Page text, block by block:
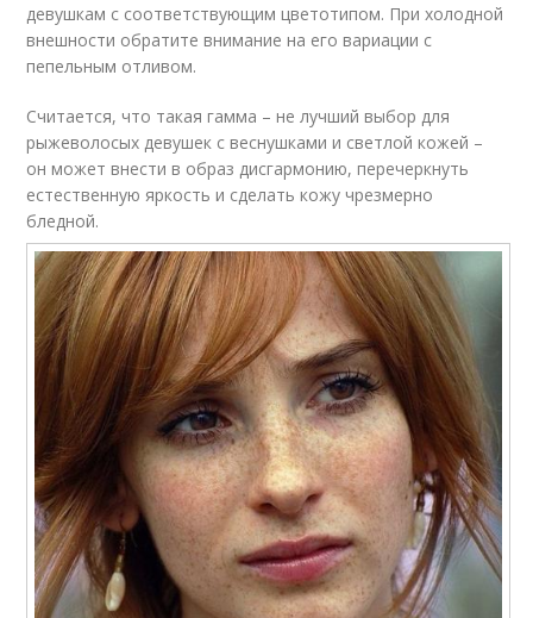
девушкам с соответствующим цветотипом. При холодной
внешности обратите внимание на его вариации с
пепельным отливом.
Считается, что такая гамма – не лучший выбор для
рыжеволосых девушек с веснушками и светлой кожей –
он может внести в образ дисгармонию, перечеркнуть
естественную яркость и сделать кожу чрезмерно
бледной.